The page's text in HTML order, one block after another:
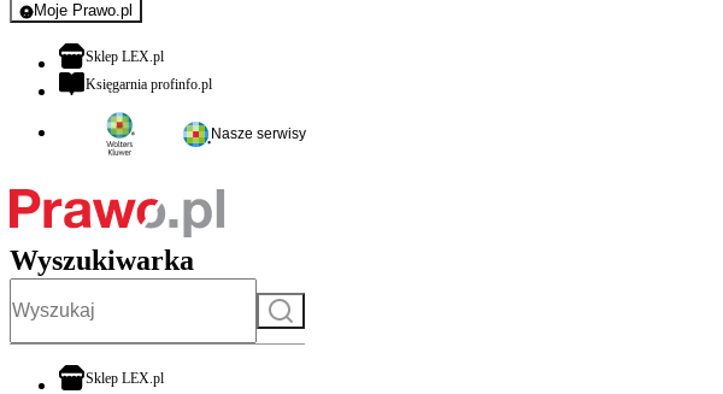
Moje Prawo.pl
- rejestracja i logowanie do serwisu
Sklep LEX.plotwiera się w nowej karcie
Księgarnia profinfo.plotwiera się w nowej karcie
Nasze serwisy
Wyszukiwarka
Szukaj
Sklep LEX.plotwiera się w nowej karcie